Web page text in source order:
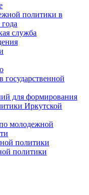
политики в
служба
государственной
для формирования
Иркутской
молодежной
политики
политики